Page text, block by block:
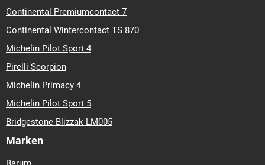
Continental Premiumcontact 7
Continental Wintercontact TS 870
Michelin Pilot Sport 4
Pirelli Scorpion
Michelin Primacy 4
Michelin Pilot Sport 5
Bridgestone Blizzak LM005
Marken